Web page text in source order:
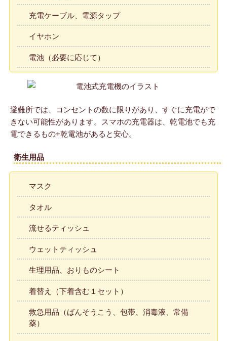
充電ケーブル、電源タップ
イヤホン
電池（必要に応じて）
避難所では、コンセントの数に限りがあり、すぐに充電がで
きない可能性があります。スマホの充電器は、乾電池でも充
電できるもの+乾電池があると安心。
衛生用品
マスク
タオル
流せるティッシュ
ウェットティッシュ
生理用品、おりものシート
着替え（下着含む１セット）
救急用品（ばんそうこう、包帯、消毒液、常備
薬）